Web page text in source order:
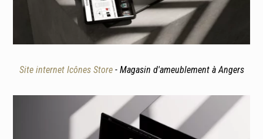
Site internet Icônes Store- Magasin d'ameublement à Angers